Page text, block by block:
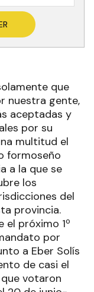
que
nuestra gente,
aceptadas y
por su
multitud el
formoseño
a la que se
los
del
provincia.
el próximo 1º
por
a Eber Solís
de casi el
votaron